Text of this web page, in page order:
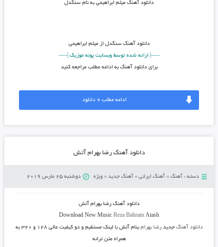
دانلود آهنگ میثم ابراهیمی به نام سنگدل
دانلود آهنگ سنگدل از میثم ابراهیمی
—–| ارائه شده توسط وبسایت پونه موزیک |—–
برای دانلود آهنگ به ادامه مطلب مراجعه کنید
ادامه مطلب + دانلود
دانلود آهنگ رضا بهرام آتش
دسته : آهنگ» آهنگ ایرانی» آهنگ جدید» ویژه دوشنبه 25 مارس 2019
دانلود آهنگرضا بهرام آتش
Download New MusicReza Bahram Atash
دانلود آهنگ جدیدرضا بهرام بنام آتش
با لینک مستقیم و دو کیفیت عالی ۱۲۸ و ۳۲۰ به
همراه متن ترانه